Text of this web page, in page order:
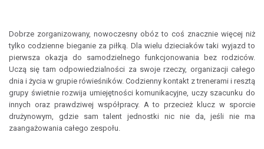
Dobrze zorganizowany, nowoczesny obóz to coś znacznie więcej niż
tylko codzienne bieganie za piłką. Dla wielu dzieciaków taki wyjazd to
pierwsza okazja do samodzielnego funkcjonowania bez rodziców.
Uczą się tam odpowiedzialności za swoje rzeczy, organizacji całego
dnia i życia w grupie rówieśników. Codzienny kontakt z trenerami i resztą
grupy świetnie rozwija umiejętności komunikacyjne, uczy szacunku do
innych oraz prawdziwej współpracy. A to przecież klucz w sporcie
drużynowym, gdzie sam talent jednostki nic nie da, jeśli nie ma
zaangażowania całego zespołu.